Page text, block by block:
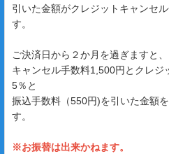
引いた金額がクレジットキャンセ
す。
ご決済日から２か月を過ぎますと、
キャンセル手数料1,500円とクレ
5％と
振込手数料（550円)を引いた金額
す。
※お振替は出来かねます。